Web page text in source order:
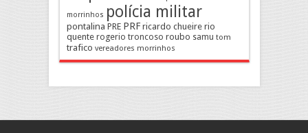
morrinhos polícia militar
pontalina PRE PRF ricardo chueire rio
quente rogerio troncoso roubo samu tom
trafico vereadores morrinhos